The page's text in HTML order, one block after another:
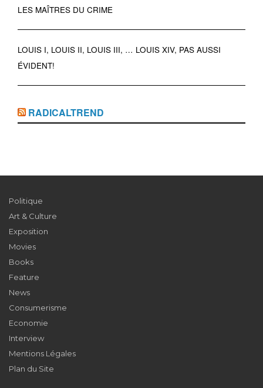
LES MAÎTRES DU CRIME
LOUIS I, LOUIS II, LOUIS III, … LOUIS XIV, PAS AUSSI
ÉVIDENT!
RADICALTREND
Politique
Art & Culture
Exposition
Movies
Books
Feature
News
Consumerisme
Economie
Interview
Mentions Légales
Plan du Site